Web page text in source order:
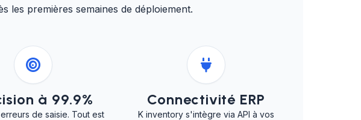
les premières semaines de déploiement.
à 99.9%
de saisie. Tout est
Connectivité ERP
K inventory s'intègre via API à vos